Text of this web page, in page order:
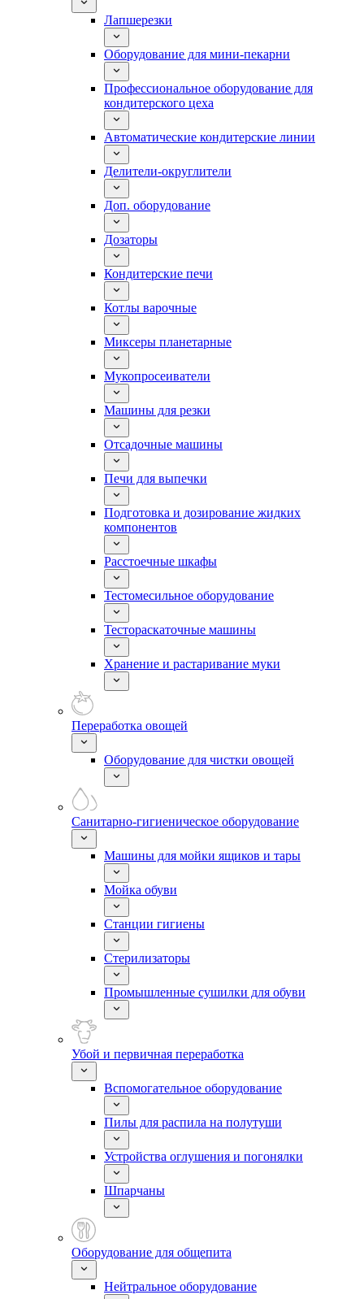
Лапшерезки
Оборудование для мини-пекарни
Профессиональное оборудование для
кондитерского цеха
Автоматические кондитерские линии
Делители-округлители
Доп. оборудование
Дозаторы
Кондитерские печи
Котлы варочные
Миксеры планетарные
Мукопросеиватели
Машины для резки
Отсадочные машины
Печи для выпечки
Подготовка и дозирование жидких
компонентов
Расстоечные шкафы
Тестомесильное оборудование
Тестораскаточные машины
Хранение и растаривание муки
Переработка овощей
Оборудование для чистки овощей
Санитарно-гигиеническое оборудование
Машины для мойки ящиков и тары
Мойка обуви
Станции гигиены
Стерилизаторы
Промышленные сушилки для обуви
Убой и первичная переработка
Вспомогательное оборудование
Пилы для распила на полутуши
Устройства оглушения и погонялки
Шпарчаны
Оборудование для общепита
Нейтральное оборудование